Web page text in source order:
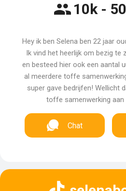
10k -
Hey ik ben Selena ben 22 jaar
Ik vind het heerlijk om bezig te
en besteed hier ook een aantal
al meerdere toffe
super gave bedrijfen! Wellicht
toffe samenwerking aan
Chat